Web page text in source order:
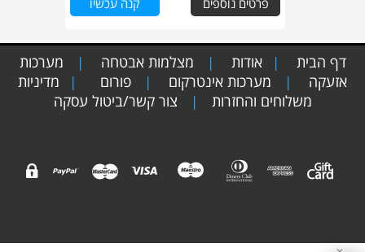
פרטים נוספים קנה עכשיו
דף הבית | אודות | מצלמות אבטחה |
מערכות
אזעקה
| מערכות אינטרקום | פורום |
מדיניות
משלוחים והחזרות
| צור קשר/ביטול עסקה